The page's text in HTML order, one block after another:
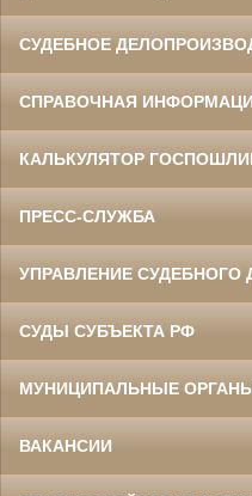
СУДЕБНОЕ
СПРАВОЧНАЯ
КАЛЬКУЛЯТОР
ПРЕСС-СЛУЖБА
УПРАВЛЕНИЕ СУДЕБНОГО
СУДЫ СУБЪЕКТА РФ
МУНИЦИПАЛЬНЫЕ
ВАКАНСИИ